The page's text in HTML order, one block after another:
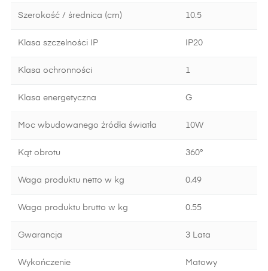
Szerokość / średnica (cm) 10.5
Klasa szczelności IP IP20
Klasa ochronności 1
Klasa energetyczna G
Moc wbudowanego źródła światła 10W
Kąt obrotu 360°
Waga produktu netto w kg 0.49
Waga produktu brutto w kg 0.55
Gwarancja 3 Lata
Wykończenie Matowy